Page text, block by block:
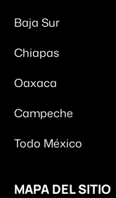
Baja Sur
Chiapas
Oaxaca
Campeche
Todo México
MAPA DEL SITIO